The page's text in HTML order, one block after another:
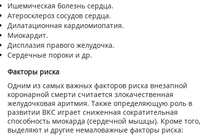
Ишемическая болезнь сердца.
Атеросклероз сосудов сердца.
Дилатационная кардиомиопатия.
Миокардит.
Дисплазия правого желудочка.
Сердечные пороки и др.
Факторы риска
Одним из самых важных факторов риска внезапной
коронарной смерти считается злокачественная
желудочковая аритмия. Также определяющую роль в
развитии ВКС играет сниженная сократительная
способность миокарда (сердечной мышцы). Кроме того,
выделяют и другие немаловажные факторы риска: